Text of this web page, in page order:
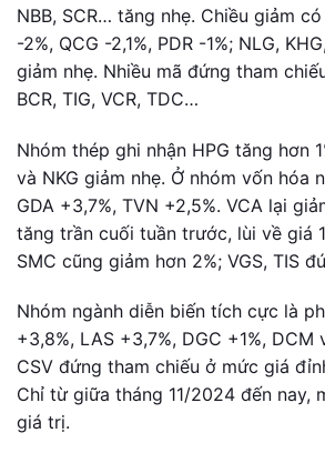
NBB, SCR… tăng nhẹ. Chiều giảm có
-2%, QCG -2,1%, PDR -1%; NLG,
giảm nhẹ. Nhiều mã đứng tham
BCR, TIG, VCR, TDC…
Nhóm thép ghi nhận HPG tăng hơn
và NKG giảm nhẹ. Ở nhóm vốn hóa
GDA +3,7%, TVN +2,5%. VCA lại
tăng trần cuối tuần trước, lùi về giá
SMC cũng giảm hơn 2%; VGS, TIS
Nhóm ngành diễn biến tích cực là
+3,8%, LAS +3,7%, DGC +1%, DCM
CSV đứng tham chiếu ở mức giá
Chỉ từ giữa tháng 11/2024 đến nay,
giá trị.